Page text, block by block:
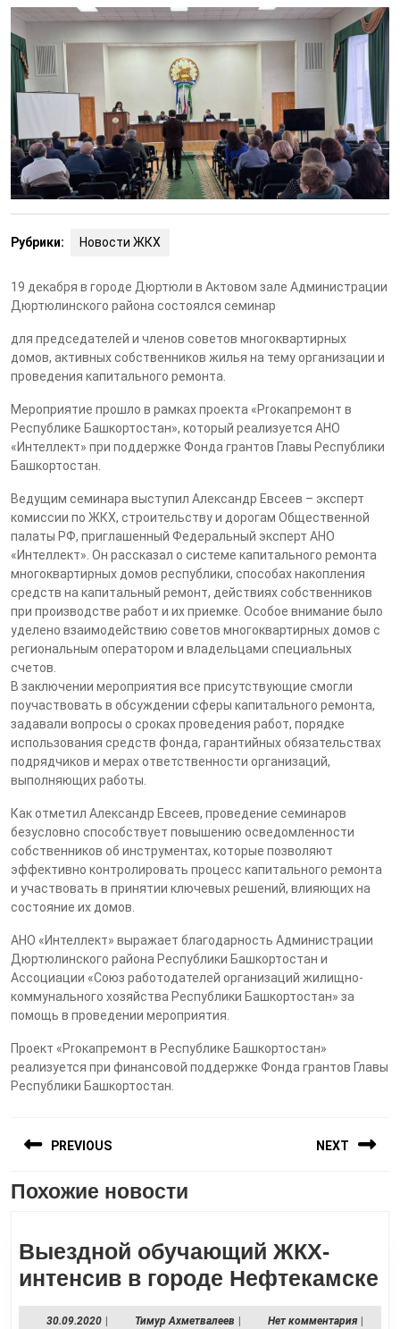
Рубрики: Новости ЖКХ
19 декабря в городе Дюртюли в Актовом зале Администрации
Дюртюлинского района состоялся семинар
для председателей и членов советов многоквартирных
домов, активных собственников жилья на тему организации и
проведения капитального ремонта.
Мероприятие прошло в рамках проекта «Proкапремонт в
Республике Башкортостан», который реализуется АНО
«Интеллект» при поддержке Фонда грантов Главы Республики
Башкортостан.
Ведущим семинара выступил Александр Евсеев – эксперт
комиссии по ЖКХ, строительству и дорогам Общественной
палаты РФ, приглашенный Федеральный эксперт АНО
«Интеллект». Он рассказал о системе капитального ремонта
многоквартирных домов республики, способах накопления
средств на капитальный ремонт, действиях собственников
при производстве работ и их приемке. Особое внимание было
уделено взаимодействию советов многоквартирных домов с
региональным оператором и владельцами специальных
счетов.
В заключении мероприятия все присутствующие смогли
поучаствовать в обсуждении сферы капитального ремонта,
задавали вопросы о сроках проведения работ, порядке
использования средств фонда, гарантийных обязательствах
подрядчиков и мерах ответственности организаций,
выполняющих работы.
Как отметил Александр Евсеев, проведение семинаров
безусловно способствует повышению осведомленности
собственников об инструментах, которые позволяют
эффективно контролировать процесс капитального ремонта
и участвовать в принятии ключевых решений, влияющих на
состояние их домов.
АНО «Интеллект» выражает благодарность Администрации
Дюртюлинского района Республики Башкортостан и
Ассоциации «Союз работодателей организаций жилищно-
коммунального хозяйства Республики Башкортостан» за
помощь в проведении мероприятия.
Проект «Proкапремонт в Республике Башкортостан»
реализуется при финансовой поддержке Фонда грантов Главы
Республики Башкортостан.
по
записям
PREVIOUS
Предыдущая
NEXT
Похожие новости
Выездной обучающий ЖКХ-
интенсив в городе Нефтекамске
30.09.202030.09.2020
| Тимур АхметвалеевТимур
| Нет комментария |